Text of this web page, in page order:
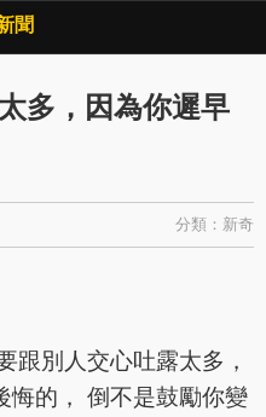
聞
多，因為你遲早
分類： 新奇
跟別人交心吐露太多，
悔的， 倒不是鼓勵你變
新聞